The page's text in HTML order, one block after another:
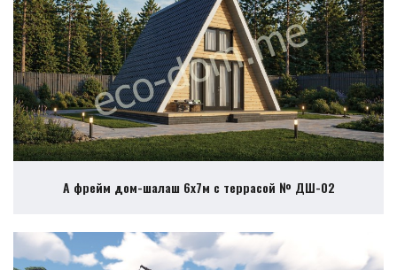
А фрейм дом-шалаш 6х7м с террасой № ДШ-02